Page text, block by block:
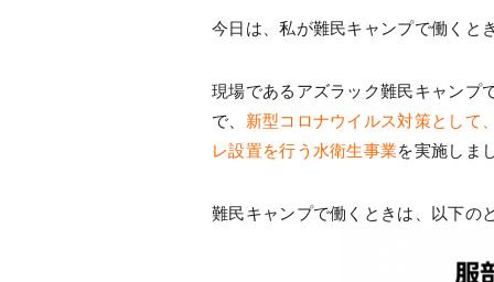
今日は、私が難民キャンプで働くと
現場であるアズラック難民キャンプ
で、 新型コロナウイルス対策として
レ設置を行う水衛生事業を実施しま
難民キャンプで働くときは、以下の